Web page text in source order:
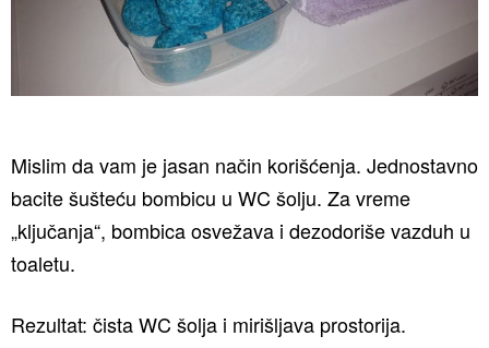
Mislim da vam je jasan način korišćenja. Jednostavno
bacite šušteću bombicu u WC šolju. Za vreme
„ključanja“, bombica osvežava i dezodoriše vazduh u
toaletu.
Rezultat: čista WC šolja i mirišljava prostorija.